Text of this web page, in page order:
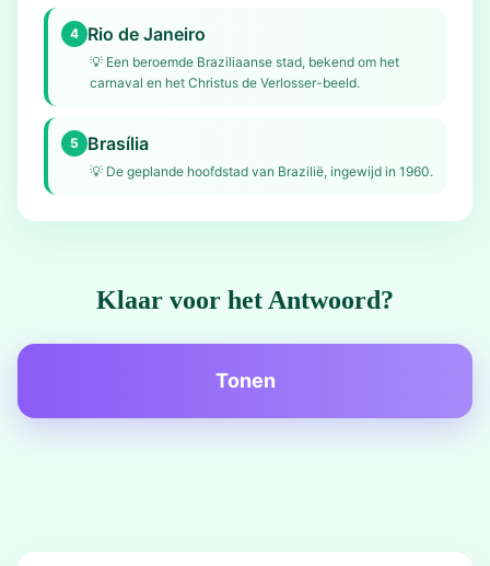
4 Rio de Janeiro
💡 Een beroemde Braziliaanse stad, bekend om het
carnaval en het Christus de Verlosser-beeld.
5 Brasília
💡 De geplande hoofdstad van Brazilië, ingewijd in 1960.
Klaar voor het Antwoord?
Tonen